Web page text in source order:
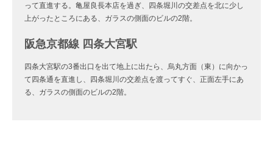
って直進する。亀屋良長本店を過ぎ、四条堀川の交差点を北に少し
上がったところにある、ガラスの側面のビルの2階。
阪急京都線 四条大宮駅
四条大宮駅の3番出口を出て地上に出たら、烏丸方面（東）に向かっ
て四条通を直進し、四条堀川の交差点を渡ってすぐ、正面左手にあ
る、ガラスの側面のビルの2階。